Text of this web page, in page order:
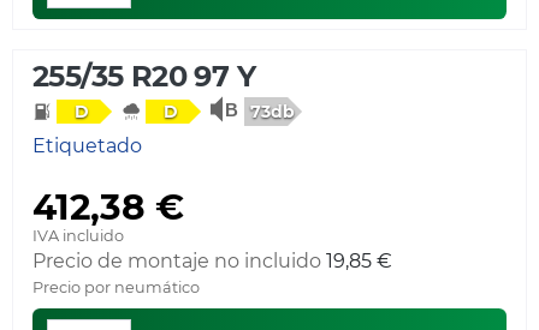
255/35 R20 97 Y
D D 73db
Etiquetado
412,38 €
IVA incluido
Precio de montaje no incluido 19,85 €
Precio por neumático